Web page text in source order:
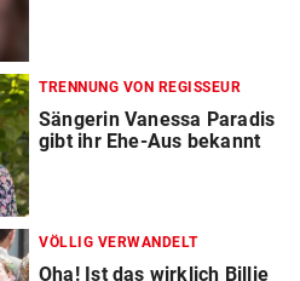
TRENNUNG VON REGISSEUR
Sängerin Vanessa Paradis
gibt ihr Ehe-Aus bekannt
VÖLLIG VERWANDELT
Oha! Ist das wirklich Billie